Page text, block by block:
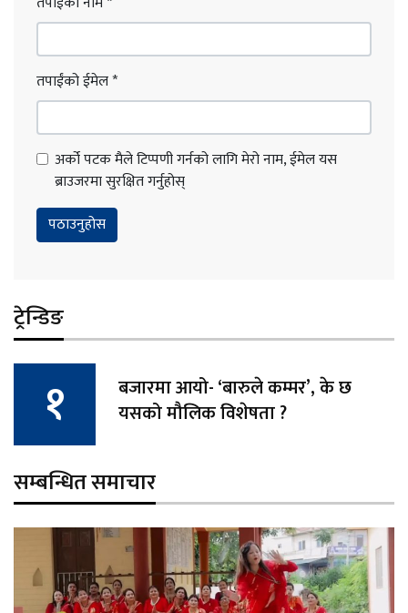
तपाईंको ईमेल*
अर्को पटक मैले टिप्पणी गर्नको लागि मेरो नाम, ईमेल यस
ब्राउजरमा सुरक्षित गर्नुहोस्
ट्रेन्डिङ
बजारमा आयो- ‘बारुले कम्मर’, के छ
यसको मौलिक विशेषता ?
सम्बन्धित समाचार